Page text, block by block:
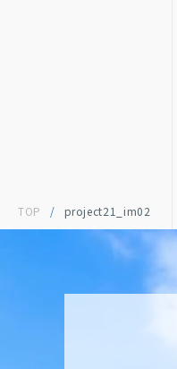
TOP / project21_im02